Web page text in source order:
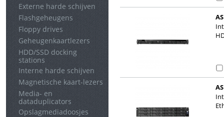
Externe harde schijven
Flashgeheugens
Floppy drives
Geheugenkaartlezers
HDD/SSD docking
stations
Interne harde schijven
Magnetische kaart-lezers
Media- en
dataduplicators
Opslagmediadoosjes